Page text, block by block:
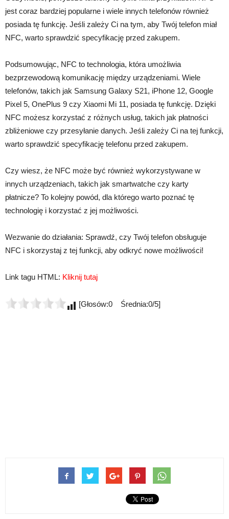
jest coraz bardziej popularne i wiele innych telefonów również
posiada tę funkcję. Jeśli zależy Ci na tym, aby Twój telefon miał
NFC, warto sprawdzić specyfikację przed zakupem.
Podsumowując, NFC to technologia, która umożliwia
bezprzewodową komunikację między urządzeniami. Wiele
telefonów, takich jak Samsung Galaxy S21, iPhone 12, Google
Pixel 5, OnePlus 9 czy Xiaomi Mi 11, posiada tę funkcję. Dzięki
NFC możesz korzystać z różnych usług, takich jak płatności
zbliżeniowe czy przesyłanie danych. Jeśli zależy Ci na tej funkcji,
warto sprawdzić specyfikację telefonu przed zakupem.
Czy wiesz, że NFC może być również wykorzystywane w
innych urządzeniach, takich jak smartwatche czy karty
płatnicze? To kolejny powód, dla którego warto poznać tę
technologię i korzystać z jej możliwości.
Wezwanie do działania: Sprawdź, czy Twój telefon obsługuje
NFC i skorzystaj z tej funkcji, aby odkryć nowe możliwości!
Link tagu HTML: Kliknij tutaj
[Głosów:0 Średnia:0/5]